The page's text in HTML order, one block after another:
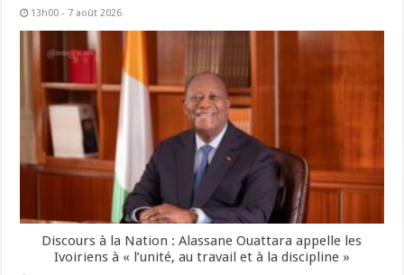
13h00 - 7 août 2026
Discours à la Nation : Alassane Ouattara appelle les
Ivoiriens à « l’unité, au travail et à la discipline »